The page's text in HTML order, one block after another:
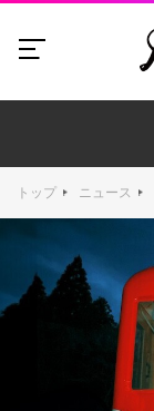
トップ ニュース